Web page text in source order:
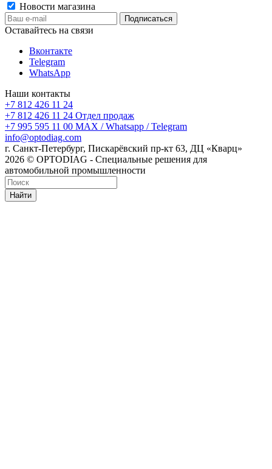
Новости магазина
Оставайтесь на связи
Вконтакте
Telegram
WhatsApp
Наши контакты
+7 812 426 11 24
+7 812 426 11 24 Отдел продаж
+7 995 595 11 00 MAX / Whatsapp / Telegram
info@optodiag.com
г. Санкт-Петербург, Пискарёвский пр-кт 63, ДЦ «Кварц»
2026 © OPTODIAG - Специальные решения для
автомобильной промышленности
Найти